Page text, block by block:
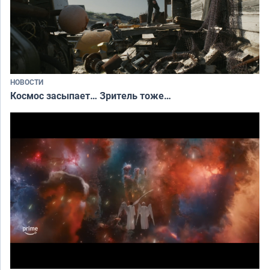
НОВОСТИ
Космос засыпает… Зритель тоже…